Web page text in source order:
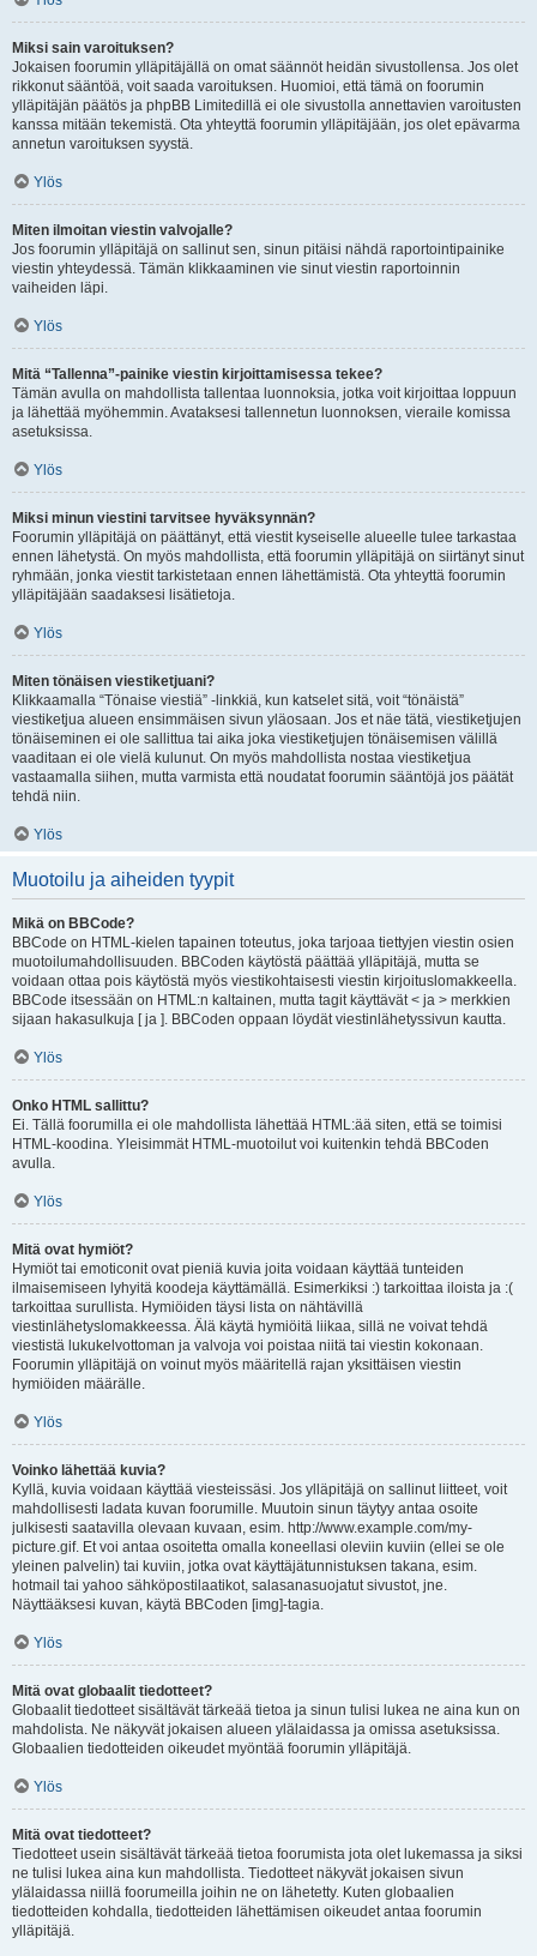
Miksi sain varoituksen?
Jokaisen foorumin ylläpitäjällä on omat säännöt heidän sivustollensa. Jos olet
rikkonut sääntöä, voit saada varoituksen. Huomioi, että tämä on foorumin
ylläpitäjän päätös ja phpBB Limitedillä ei ole sivustolla annettavien varoitusten
kanssa mitään tekemistä. Ota yhteyttä foorumin ylläpitäjään, jos olet epävarma
annetun varoituksen syystä.
Ylös
Miten ilmoitan viestin valvojalle?
Jos foorumin ylläpitäjä on sallinut sen, sinun pitäisi nähdä raportointipainike
viestin yhteydessä. Tämän klikkaaminen vie sinut viestin raportoinnin
vaiheiden läpi.
Ylös
Mitä “Tallenna”-painike viestin kirjoittamisessa tekee?
Tämän avulla on mahdollista tallentaa luonnoksia, jotka voit kirjoittaa loppuun
ja lähettää myöhemmin. Avataksesi tallennetun luonnoksen, vieraile komissa
asetuksissa.
Ylös
Miksi minun viestini tarvitsee hyväksynnän?
Foorumin ylläpitäjä on päättänyt, että viestit kyseiselle alueelle tulee tarkastaa
ennen lähetystä. On myös mahdollista, että foorumin ylläpitäjä on siirtänyt sinut
ryhmään, jonka viestit tarkistetaan ennen lähettämistä. Ota yhteyttä foorumin
ylläpitäjään saadaksesi lisätietoja.
Ylös
Miten tönäisen viestiketjuani?
Klikkaamalla “Tönaise viestiä” -linkkiä, kun katselet sitä, voit “tönäistä”
viestiketjua alueen ensimmäisen sivun yläosaan. Jos et näe tätä, viestiketjujen
tönäiseminen ei ole sallittua tai aika joka viestiketjujen tönäisemisen välillä
vaaditaan ei ole vielä kulunut. On myös mahdollista nostaa viestiketjua
vastaamalla siihen, mutta varmista että noudatat foorumin sääntöjä jos päätät
tehdä niin.
Ylös
Muotoilu ja aiheiden tyypit
Mikä on BBCode?
BBCode on HTML-kielen tapainen toteutus, joka tarjoaa tiettyjen viestin osien
muotoilumahdollisuuden. BBCoden käytöstä päättää ylläpitäjä, mutta se
voidaan ottaa pois käytöstä myös viestikohtaisesti viestin kirjoituslomakkeella.
BBCode itsessään on HTML:n kaltainen, mutta tagit käyttävät < ja > merkkien
sijaan hakasulkuja [ ja ]. BBCoden oppaan löydät viestinlähetyssivun kautta.
Ylös
Onko HTML sallittu?
Ei. Tällä foorumilla ei ole mahdollista lähettää HTML:ää siten, että se toimisi
HTML-koodina. Yleisimmät HTML-muotoilut voi kuitenkin tehdä BBCoden
avulla.
Ylös
Mitä ovat hymiöt?
Hymiöt tai emoticonit ovat pieniä kuvia joita voidaan käyttää tunteiden
ilmaisemiseen lyhyitä koodeja käyttämällä. Esimerkiksi :) tarkoittaa iloista ja :(
tarkoittaa surullista. Hymiöiden täysi lista on nähtävillä
viestinlähetyslomakkeessa. Älä käytä hymiöitä liikaa, sillä ne voivat tehdä
viestistä lukukelvottoman ja valvoja voi poistaa niitä tai viestin kokonaan.
Foorumin ylläpitäjä on voinut myös määritellä rajan yksittäisen viestin
hymiöiden määrälle.
Ylös
Voinko lähettää kuvia?
Kyllä, kuvia voidaan käyttää viesteissäsi. Jos ylläpitäjä on sallinut liitteet, voit
mahdollisesti ladata kuvan foorumille. Muutoin sinun täytyy antaa osoite
julkisesti saatavilla olevaan kuvaan, esim. http://www.example.com/my-
picture.gif. Et voi antaa osoitetta omalla koneellasi oleviin kuviin (ellei se ole
yleinen palvelin) tai kuviin, jotka ovat käyttäjätunnistuksen takana, esim.
hotmail tai yahoo sähköpostilaatikot, salasanasuojatut sivustot, jne.
Näyttääksesi kuvan, käytä BBCoden [img]-tagia.
Ylös
Mitä ovat globaalit tiedotteet?
Globaalit tiedotteet sisältävät tärkeää tietoa ja sinun tulisi lukea ne aina kun on
mahdolista. Ne näkyvät jokaisen alueen ylälaidassa ja omissa asetuksissa.
Globaalien tiedotteiden oikeudet myöntää foorumin ylläpitäjä.
Ylös
Mitä ovat tiedotteet?
Tiedotteet usein sisältävät tärkeää tietoa foorumista jota olet lukemassa ja siksi
ne tulisi lukea aina kun mahdollista. Tiedotteet näkyvät jokaisen sivun
ylälaidassa niillä foorumeilla joihin ne on lähetetty. Kuten globaalien
tiedotteiden kohdalla, tiedotteiden lähettämisen oikeudet antaa foorumin
ylläpitäjä.